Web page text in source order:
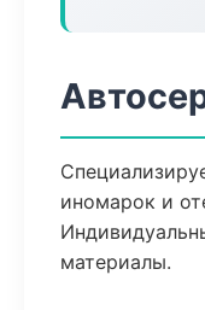
иномарок и
материалы.